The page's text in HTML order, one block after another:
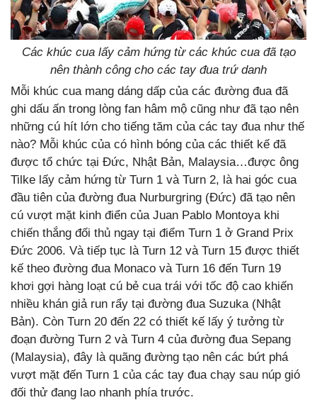
Các khúc cua lấy cảm hứng từ các khúc cua đã tạo
nên thành công cho các tay đua trứ danh
Mỗi khúc cua mang dáng dấp của các đường đua đã
ghi dấu ấn trong lòng fan hâm mộ cũng như đã tạo nên
những cú hít lớn cho tiếng tăm của các tay đua như thế
nào? Mỗi khúc của có hình bóng của các thiết kế đã
được tổ chức tại Đức, Nhật Bản, Malaysia…được ông
Tilke lấy cảm hứng từ Turn 1 và Turn 2, là hai góc cua
đầu tiên của đường đua Nurburgring (Đức) đã tạo nên
cú vượt mặt kinh điển của Juan Pablo Montoya khi
chiến thắng đối thủ ngay tại điểm Turn 1 ở Grand Prix
Đức 2006. Và tiếp tục là Turn 12 và Turn 15 được thiết
kế theo đường đua Monaco và Turn 16 đến Turn 19
khơi gợi hàng loạt cú bẻ cua trái với tốc độ cao khiến
nhiều khán giả run rẩy tại đường đua Suzuka (Nhật
Bản). Còn Turn 20 đến 22 có thiết kế lấy ý tưởng từ
đoạn đường Turn 2 và Turn 4 của đường đua Sepang
(Malaysia), đây là quãng đường tạo nên các bứt phá
vượt mặt đến Turn 1 của các tay đua chạy sau núp gió
đối thử đang lao nhanh phía trước.